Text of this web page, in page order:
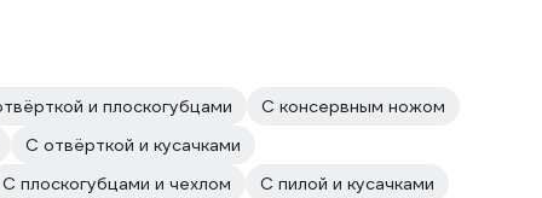
и плоскогубцами
С консервным ножом
С отвёрткой и кусачками
С плоскогубцами и чехлом
С пилой и кусачками